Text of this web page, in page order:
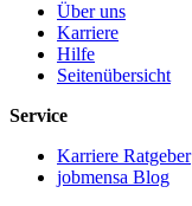
Über uns
Karriere
Hilfe
Seitenübersicht
Service
Karriere Ratgeber
jobmensa Blog